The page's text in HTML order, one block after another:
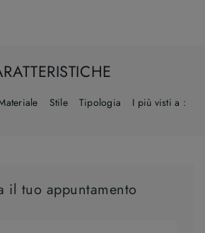
Stile Tipologia I più visti a :
il tuo appuntamento